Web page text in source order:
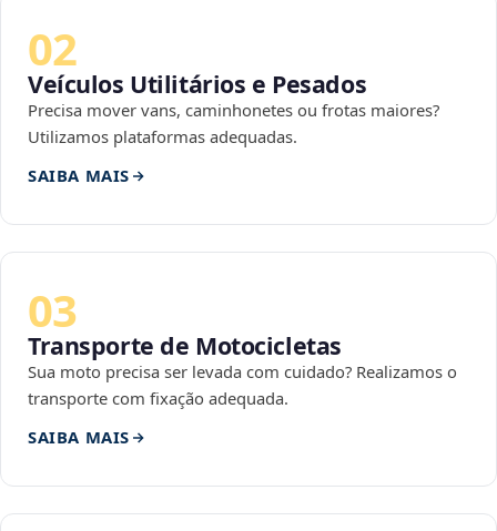
02
Veículos Utilitários e Pesados
Precisa mover vans, caminhonetes ou frotas maiores?
Utilizamos plataformas adequadas.
SAIBA MAIS
03
Transporte de Motocicletas
Sua moto precisa ser levada com cuidado? Realizamos o
transporte com fixação adequada.
SAIBA MAIS